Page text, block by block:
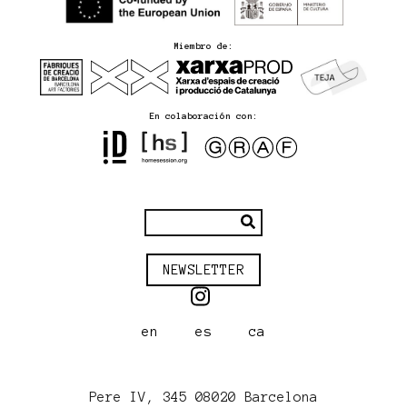
Miembro de:
En colaboración con:
NEWSLETTER
en es ca
Pere IV, 345 08020 Barcelona